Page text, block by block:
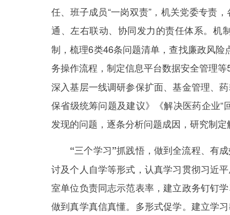
任、班子成员“一岗双责”，机关党委专责
通、左右联动、协同发力的责任体系。 机
制，梳理6类46条问题清单，查找廉政风
务操作流程，制定信息平台数据安全管理
深入基层一线调研参保扩面、基金管理、
保省级统筹问题及建议》《解决医药企业
发现的问题，逐条分析问题成因，研究制
“三个学习”抓践悟，做到全流程、有
讨及个人自学等形式，认真学习贯彻习近
室单位负责同志示范表率，建立政务钉钉
做到真学真信真懂。 多形式促学。 建立学